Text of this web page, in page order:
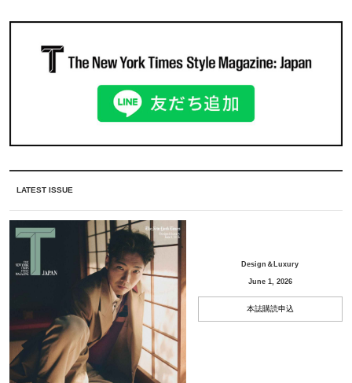
LATEST ISSUE
Design＆Luxury
June 1, 2026
本誌購読申込